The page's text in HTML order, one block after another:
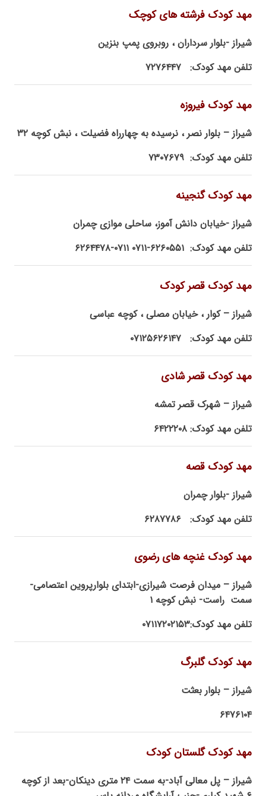
مهد کودک فرشته های کوچک
شیراز -بلوار سرداران ، روبروی پمپ بنزین
تلفن مهد کودک: ۷۲۷۶۴۴۷
مهد کودک فیروزه
شیراز – بلوار نصر ، نرسیده به چهارراه فضیلت ، نبش کوچه ۳۲
تلفن مهد کودک: ۷۳۰۷۶۷۹
مهد کودک گنجینه
شیراز -خیابان دانش آموز، ساحلی موازی چمران
تلفن مهد کودک: ۶۲۶۰۵۵۱-۰۷۱۱ ۰۷۱۱-۶۲۶۴۴۷۸
مهد کودک قصر کودک
شیراز – کوار ، خیابان مصلی ، کوچه عباسی
تلفن مهد کودک: ۰۷۱۲۵۶۲۶۱۴۷
مهد کودک قصر شادی
شیراز – شهرک قصر تمشه
تلفن مهد کودک: ۶۴۲۲۲۰۸
مهد کودک قصه
شیراز -بلوار چمران
تلفن مهد کودک: ۶۲۸۷۷۸۶
مهد کودک غنچه های رضوی
شیراز – میدان فرصت شیرازی-ابتدای بلوارپروین اعتصامی-
سمت راست- نبش کوچه ۱
تلفن مهد کودک:۰۷۱۱۷۲۰۲۱۵۳
مهد کودک گلبرگ
شیراز – بلوار بعثت
۶۴۷۶۱۰۴
مهد کودک گلستان کودک
شیراز – پل معالی آباد-به سمت ۲۴ متری دینکان-بعد از کوچه